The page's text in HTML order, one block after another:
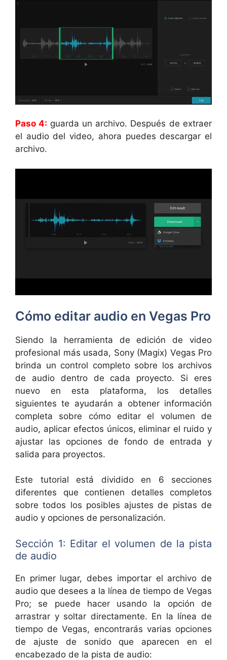
Paso 4: guarda un archivo. Después de extraer
el audio del video, ahora puedes descargar el
archivo.
Cómo editar audio en Vegas Pro
Siendo la herramienta de edición de video
profesional más usada, Sony (Magix) Vegas Pro
brinda un control completo sobre los archivos
de audio dentro de cada proyecto. Si eres
nuevo en esta plataforma, los detalles
siguientes te ayudarán a obtener información
completa sobre cómo editar el volumen de
audio, aplicar efectos únicos, eliminar el ruido y
ajustar las opciones de fondo de entrada y
salida para proyectos.
Este tutorial está dividido en 6 secciones
diferentes que contienen detalles completos
sobre todos los posibles ajustes de pistas de
audio y opciones de personalización.
Sección 1: Editar el volumen de la pista
de audio
En primer lugar, debes importar el archivo de
audio que desees a la línea de tiempo de Vegas
Pro; se puede hacer usando la opción de
arrastrar y soltar directamente. En la línea de
tiempo de Vegas, encontrarás varias opciones
de ajuste de sonido que aparecen en el
encabezado de la pista de audio: